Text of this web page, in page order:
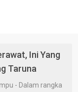
Ini Yang
Taruna
- Dalam rangka